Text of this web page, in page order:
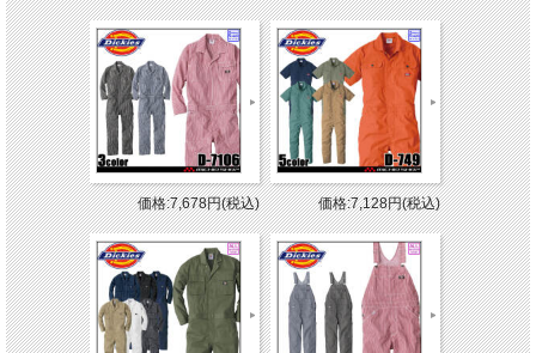
価格:7,678円(税込) 価格:7,128円(税込)